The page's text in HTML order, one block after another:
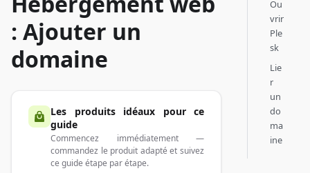
: Ajouter un
domaine
Les produits idéaux pour ce
guide
Commencez immédiatement —
commandez le produit adapté et suivez
ce guide étape par étape.
Ou
vrir
Ple
sk
Lie
r
un
do
ma
ine